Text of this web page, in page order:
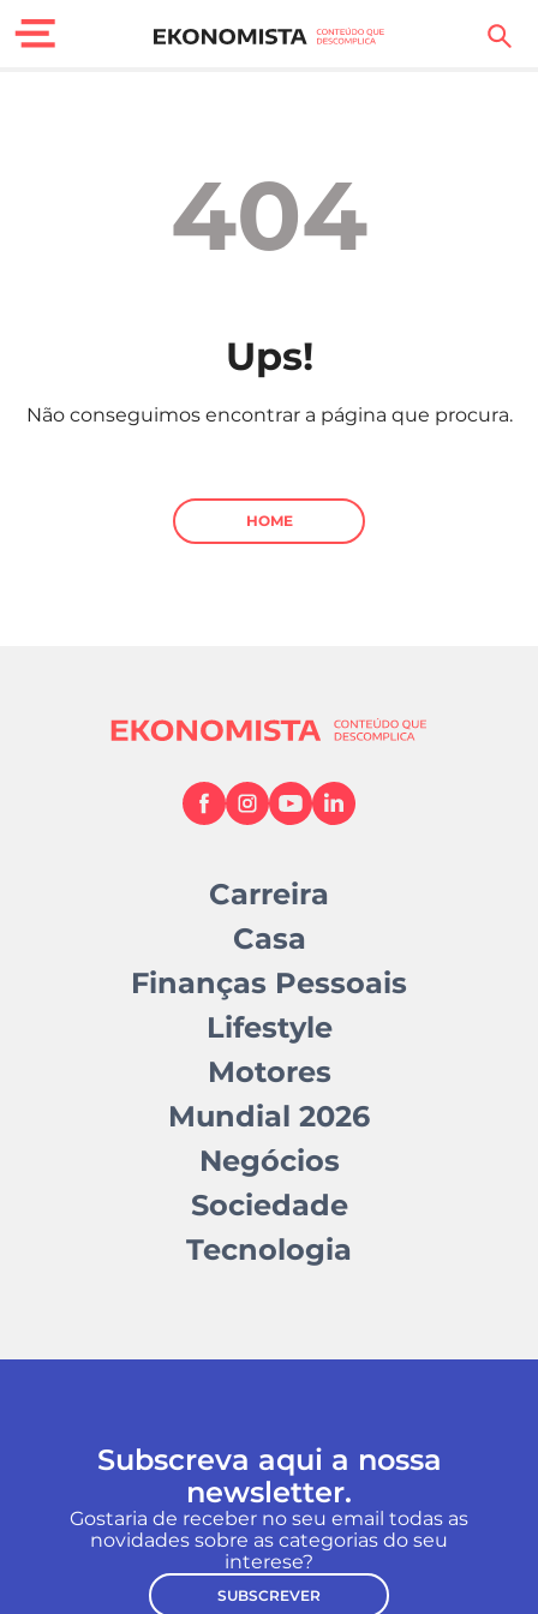
Carreira
Sociedade
Negócios
404
Ups!
Não conseguimos encontrar a página que procura.
HOME
Carreira
Casa
Finanças Pessoais
Lifestyle
Motores
Mundial 2026
Negócios
Sociedade
Tecnologia
Subscreva aqui a nossa
newsletter.
Gostaria de receber no seu email todas as
novidades sobre as categorias do seu
interese?
SUBSCREVER